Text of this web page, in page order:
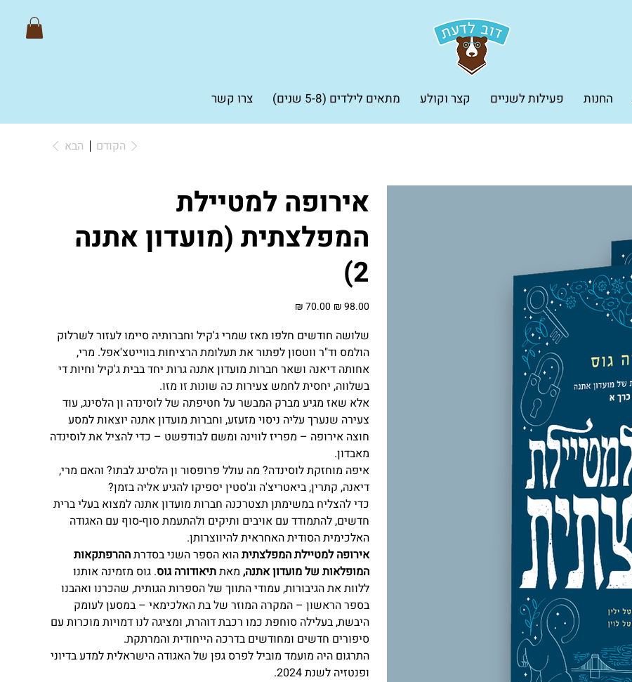
החנות פעילות לשניים קצר וקולע מתאים לילדים (5-8 שנים) צרו קשר
הקודם הבא
אירופה למטיילת
המפלצתית (מועדון אתנה
2)
מחיר
מקורי
מחיר
מבצע
שלושה חודשים חלפו מאז שמרי ג'קיל וחברותיה סיימו לעזור לשרלוק
הולמס וד"ר ווטסון לפתור את תעלומת הרציחות בווייטצ'אפל. מרי,
אחותה דיאנה ושאר חברות מועדון אתנה גרות יחד בבית ג'קיל וחיות די
בשלווה, יחסית לחמש צעירות כה שונות זו מזו.
אלא שאז מגיע מברק המבשר על חטיפתה של לוסינדה ון הלסינג, עוד
צעירה שנערך עליה ניסוי מזעזע, וחברות מועדון אתנה יוצאות למסע
חוצה אירופה – מפריז לווינה ומשם לבודפשט – כדי להציל את לוסינדה
מאבדון.
איפה מוחזקת לוסינדה? מה עולל פרופסור ון הלסינג לבתו? והאם מרי,
דיאנה, קתרין, ביאטריצ'ה וג'סטין יספיקו להגיע אליה בזמן?
כדי להצליח במשימתן תצטרכנה חברות מועדון אתנה למצוא בעלי ברית
חדשים, להתמודד עם אויבים ותיקים ולהתעמת סוף-סוף עם האגודה
האלכימית הסודית האחראית להיווצרותן.
אירופה למטיילת המפלצתיתהוא הספר השני בסדרתההרפתקאות
המופלאות של מועדון אתנה,מאתתיאודורה גוס. גוס מזמינה אותנו
ללוות את הגיבורות, עמודי התווך של הספרות הגותית, שהכרנו ואהבנו
בספר הראשון – המקרה המוזר של בת האלכימאי – במסען לעומק
היבשת, בעלילה סוחפת כמו רכבת דוהרת, ומציגה לנו דמויות מוכרות עם
סיפורים חדשים ומחודשים בדרכה הייחודית והמרתקת.
התרגום היה מועמד מוביל לפרס גפן של האגודה הישראלית למדע בדיוני
ופנטזיה לשנת 2024.